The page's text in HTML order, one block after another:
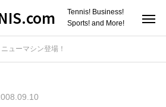
Tennis! Business!
Sports! and More!
ニューマシン登場！